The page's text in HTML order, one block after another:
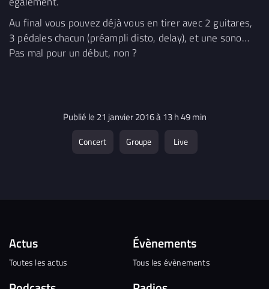
Au final vous pouvez déjà vous en tirer avec 2 guitares,
3 pédales chacun (préampli disto, delay), et une sono…
Pas mal pour un début, non ?
Publié le 21 janvier 2016 à 13 h 49 min
Concert Groupe Live
Actus
Toutes les actus
Évènements
Tous les évènements